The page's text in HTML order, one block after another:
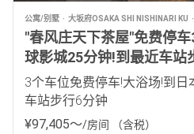
公寓/别墅 大坂府OSAKA SHI NISHINARI KU
"春风庄天下茶屋"免费停
球影城25分钟!到最近车站
3个车位免费停车!大浴场!到
车站步行6分钟
¥97,405〜/房间 （含税）